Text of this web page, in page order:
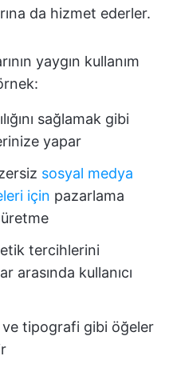
da hizmet ederler.
yaygın kullanım
sağlamak gibi
yapar
sosyal medya
için pazarlama
tercihlerini
arasında kullanıcı
ve tipografi gibi öğeler